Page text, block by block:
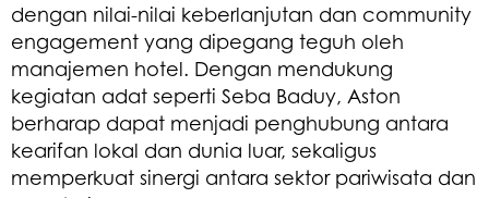
dengan nilai-nilai keberlanjutan dan community
engagement yang dipegang teguh oleh
manajemen hotel. Dengan mendukung
kegiatan adat seperti Seba Baduy, Aston
berharap dapat menjadi penghubung antara
kearifan lokal dan dunia luar, sekaligus
memperkuat sinergi antara sektor pariwisata dan